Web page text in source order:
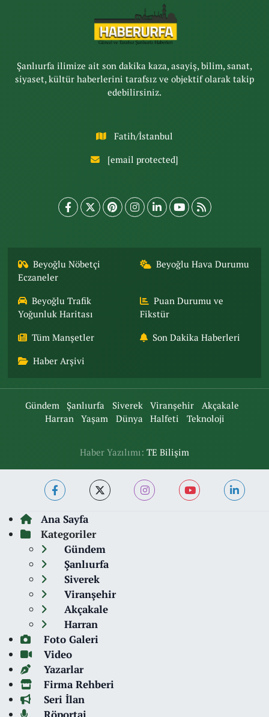
Şanlıurfa ilimize ait son dakika kaza, asayiş, bilim, sanat,
siyaset, kültür haberlerini tarafsız ve objektif olarak takip
edebilirsiniz.
Fatih/İstanbul
[email protected]
Beyoğlu Nöbetçi
Eczaneler
Beyoğlu Hava Durumu
Beyoğlu Trafik
Yoğunluk Haritası
Puan Durumu ve
Fikstür
Tüm Manşetler Son Dakika Haberleri
Haber Arşivi
Gündem Şanlıurfa Siverek Viranşehir
Akçakale
Harran
Yaşam Dünya Halfeti Teknoloji
Haber Yazılımı: TE Bilişim
Ana Sayfa
Kategoriler
Gündem
Şanlıurfa
Siverek
Viranşehir
Akçakale
Harran
Foto Galeri
Video
Yazarlar
Firma Rehberi
Seri İlan